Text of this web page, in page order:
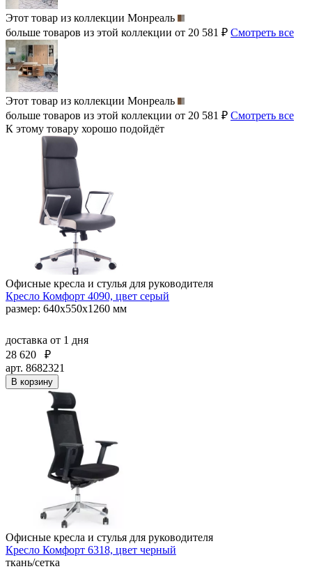
Этот товар из коллекции Монреаль
больше товаров из этой коллекции от 20 581 ₽ Смотреть все
Этот товар из коллекции Монреаль
больше товаров из этой коллекции от 20 581 ₽ Смотреть все
К этому товару хорошо подойдёт
Офисные кресла и стулья для руководителя
Кресло Комфорт 4090, цвет серый
размер: 640х550х1260 мм
доставка от 1 дня
28 620
₽
арт. 8682321
В корзину
Офисные кресла и стулья для руководителя
Кресло Комфорт 6318, цвет черный
ткань/сетка